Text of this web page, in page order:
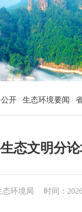
开 生态环境要闻
态文明分
态环境局 时间：